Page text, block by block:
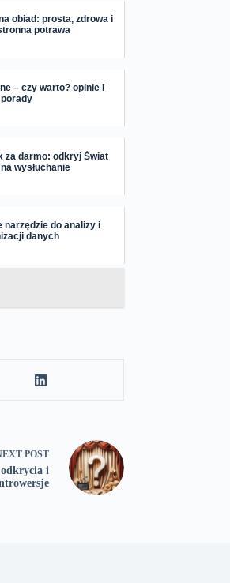
obiad: prosta, zdrowa i
potrawa
– czy warto? opinie i
porady
za darmo: odkryj Świat
wysłuchanie
narzędzie do analizy i
danych
POST
i